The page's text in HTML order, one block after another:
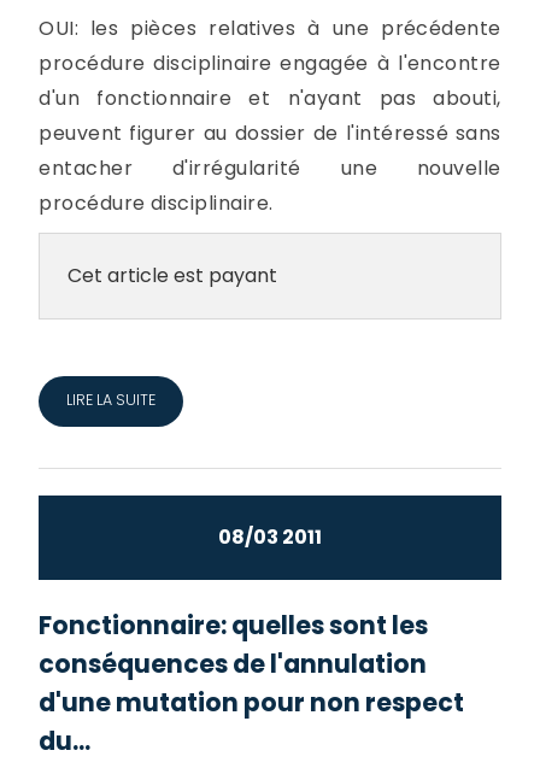
OUI: les pièces relatives à une précédente
procédure disciplinaire engagée à l'encontre
d'un fonctionnaire et n'ayant pas abouti,
peuvent figurer au dossier de l'intéressé sans
entacher d'irrégularité une nouvelle
procédure disciplinaire.
Cet article est payant
LIRE LA SUITE
08/03 2011
Fonctionnaire: quelles sont les
conséquences de l'annulation
d'une mutation pour non respect
du...